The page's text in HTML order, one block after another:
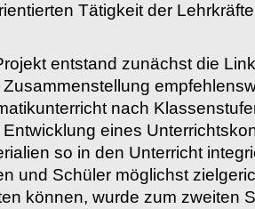
Tätigkeit der
entstand zunächst die
nach
Entwicklung eines
so in den Unterricht
und Schüler möglichst
können, wurde zum zweiten